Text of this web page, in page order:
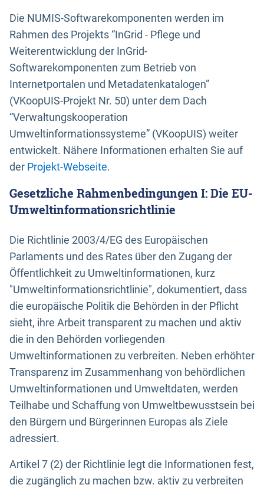
Die NUMIS-Softwarekomponenten werden im
Rahmen des Projekts “InGrid - Pflege und
Weiterentwicklung der InGrid-
Softwarekomponenten zum Betrieb von
Internetportalen und Metadatenkatalogen”
(VKoopUIS-Projekt Nr. 50) unter dem Dach
“Verwaltungskooperation
Umweltinformationssysteme” (VKoopUIS) weiter
entwickelt. Nähere Informationen erhalten Sie auf
der Projekt-Webseite.
Gesetzliche Rahmenbedingungen I: Die EU-
Umweltinformationsrichtlinie
Die Richtlinie 2003/4/EG des Europäischen
Parlaments und des Rates über den Zugang der
Öffentlichkeit zu Umweltinformationen, kurz
"Umweltinformationsrichtlinie", dokumentiert, dass
die europäische Politik die Behörden in der Pflicht
sieht, ihre Arbeit transparent zu machen und aktiv
die in den Behörden vorliegenden
Umweltinformationen zu verbreiten. Neben erhöhter
Transparenz im Zusammenhang von behördlichen
Umweltinformationen und Umweltdaten, werden
Teilhabe und Schaffung von Umweltbewusstsein bei
den Bürgern und Bürgerinnen Europas als Ziele
adressiert.
Artikel 7 (2) der Richtlinie legt die Informationen fest,
die zugänglich zu machen bzw. aktiv zu verbreiten